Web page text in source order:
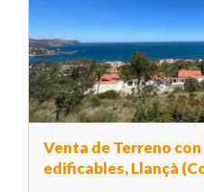
Venta de Terreno
edificables, Llançà